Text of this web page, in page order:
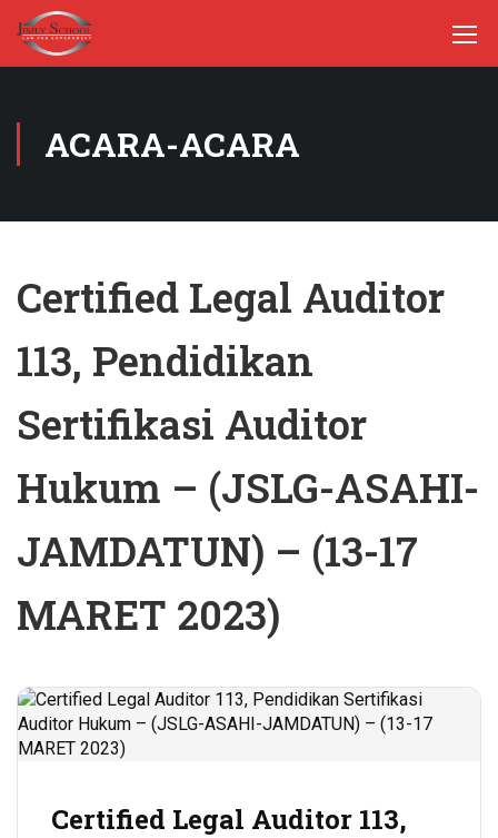
ACARA-ACARA
Certified Legal Auditor
113, Pendidikan
Sertifikasi Auditor
Hukum – (JSLG-ASAHI-
JAMDATUN) – (13-17
MARET 2023)
Certified Legal Auditor 113,